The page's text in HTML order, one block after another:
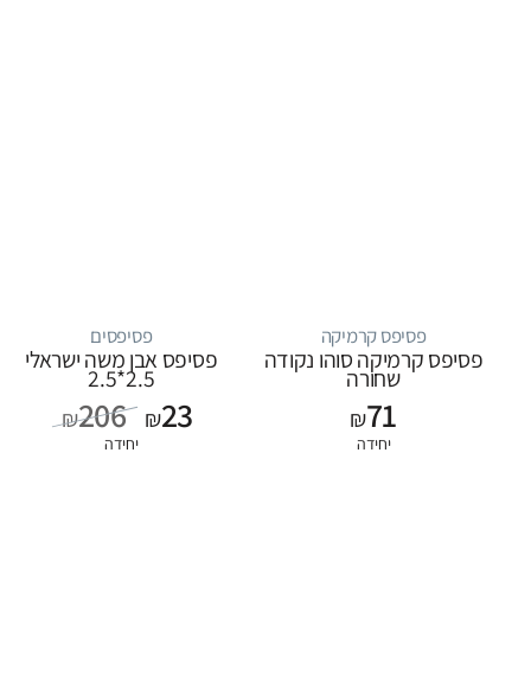
פסיפס קרמיקה
פסיפס קרמיקה סוהו נקודה
שחורה
₪71
יחידה
פסיפסים
פסיפס אבן משה ישראלי
2.5*2.5
₪206 ₪23
יחידה